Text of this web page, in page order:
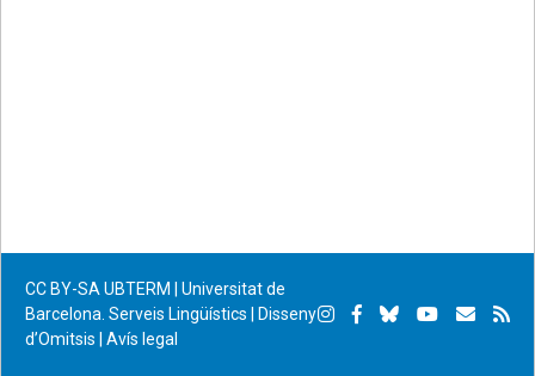
CC BY-SA UBTERM | Universitat de
Barcelona. Serveis Lingüístics
Disseny
d’Omitsis
Avís legal
Instagram
Facebook
BlueskyYouTube